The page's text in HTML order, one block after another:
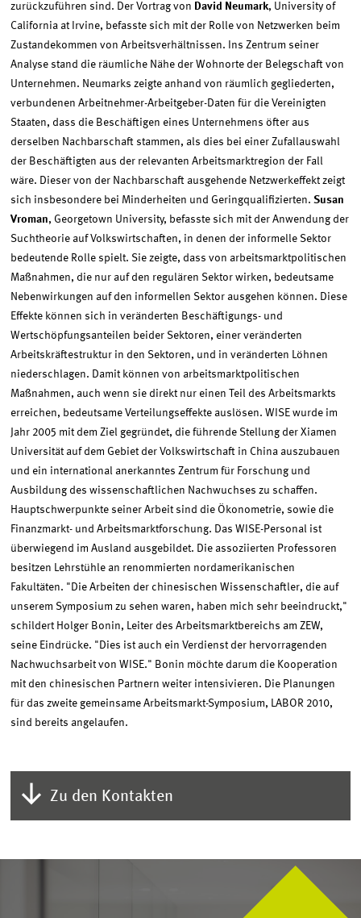
zurückzuführen sind. Der Vortrag von David Neumark, University of
California at Irvine, befasste sich mit der Rolle von Netzwerken beim
Zustandekommen von Arbeitsverhältnissen. Ins Zentrum seiner
Analyse stand die räumliche Nähe der Wohnorte der Belegschaft von
Unternehmen. Neumarks zeigte anhand von räumlich gegliederten,
verbundenen Arbeitnehmer-Arbeitgeber-Daten für die Vereinigten
Staaten, dass die Beschäftigen eines Unternehmens öfter aus
derselben Nachbarschaft stammen, als dies bei einer Zufallauswahl
der Beschäftigten aus der relevanten Arbeitsmarktregion der Fall
wäre. Dieser von der Nachbarschaft ausgehende Netzwerkeffekt zeigt
sich insbesondere bei Minderheiten und Geringqualifizierten.Susan
Vroman, Georgetown University, befasste sich mit der Anwendung der
Suchtheorie auf Volkswirtschaften, in denen der informelle Sektor
bedeutende Rolle spielt. Sie zeigte, dass von arbeitsmarktpolitischen
Maßnahmen, die nur auf den regulären Sektor wirken, bedeutsame
Nebenwirkungen auf den informellen Sektor ausgehen können. Diese
Effekte können sich in veränderten Beschäftigungs- und
Wertschöpfungsanteilen beider Sektoren, einer veränderten
Arbeitskräftestruktur in den Sektoren, und in veränderten Löhnen
niederschlagen. Damit können von arbeitsmarktpolitischen
Maßnahmen, auch wenn sie direkt nur einen Teil des Arbeitsmarkts
erreichen, bedeutsame Verteilungseffekte auslösen. WISE wurde im
Jahr 2005 mit dem Ziel gegründet, die führende Stellung der Xiamen
Universität auf dem Gebiet der Volkswirtschaft in China auszubauen
und ein international anerkanntes Zentrum für Forschung und
Ausbildung des wissenschaftlichen Nachwuchses zu schaffen.
Hauptschwerpunkte seiner Arbeit sind die Ökonometrie, sowie die
Finanzmarkt- und Arbeitsmarktforschung. Das WISE-Personal ist
überwiegend im Ausland ausgebildet. Die assoziierten Professoren
besitzen Lehrstühle an renommierten nordamerikanischen
Fakultäten. "Die Arbeiten der chinesischen Wissenschaftler, die auf
unserem Symposium zu sehen waren, haben mich sehr beeindruckt,"
schildert Holger Bonin, Leiter des Arbeitsmarktbereichs am ZEW,
seine Eindrücke. "Dies ist auch ein Verdienst der hervorragenden
Nachwuchsarbeit von WISE." Bonin möchte darum die Kooperation
mit den chinesischen Partnern weiter intensivieren. Die Planungen
für das zweite gemeinsame Arbeitsmarkt-Symposium, LABOR 2010,
sind bereits angelaufen.
Zu den Kontakten